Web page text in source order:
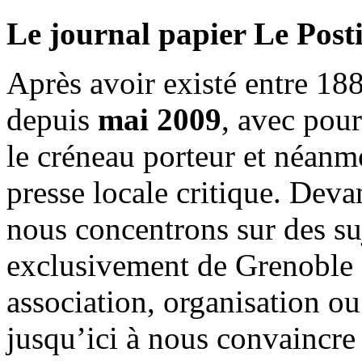
Le journal papier Le
Après avoir existé entre
depuis mai 2009, avec
le créneau porteur et
presse locale critique.
nous concentrons sur des
exclusivement de
association, organisation
jusqu’ici à nous